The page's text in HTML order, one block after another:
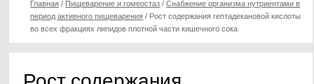
Главная / Пищеварение и гомеостаз /Снабжение организма нутриентами в
период активного пищеварения / Рост содержания гептадекановой кислоты
во всех фракциях липидов плотной части кишечного сока